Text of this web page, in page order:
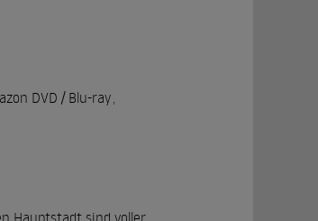
DVD / Blu-ray
Hauptstadt sind voller